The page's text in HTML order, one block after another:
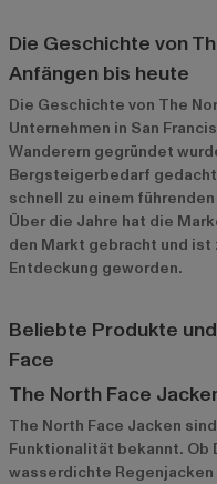
Die Geschichte von
Anfängen bis heute
Die Geschichte von The
Unternehmen in San
Wanderern gegründet
Bergsteigerbedarf
schnell zu einem
Über die Jahre hat die
den Markt gebracht und ist
Entdeckung geworden.
Beliebte Produkte
Face
The North Face
The North Face Jacken
Funktionalität bekannt. Ob
wasserdichte